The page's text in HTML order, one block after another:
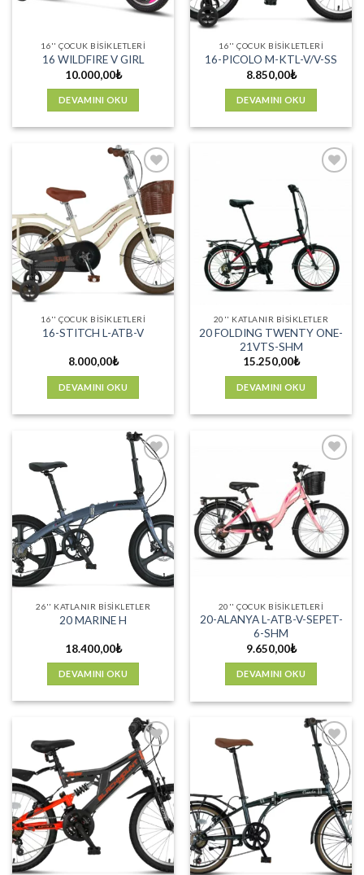
16'' ÇOCUK BISIKLETLERI
16 WILDFIRE V GIRL
10.000,00₺
DEVAMINI OKU
16'' ÇOCUK BISIKLETLERI
16-PICOLO M-KTL-V/V-SS
8.850,00₺
DEVAMINI OKU
Favorilere
Ekle
16'' ÇOCUK BISIKLETLERI
16-STITCH L-ATB-V
8.000,00₺
DEVAMINI OKU
Favorilere
20'' KATLANIR BISIKLETLER
20 FOLDING TWENTY ONE-
21VTS-SHM
15.250,00₺
DEVAMINI OKU
Favorilere
Ekle
26'' KATLANIR BISIKLETLER
20 MARINE H
18.400,00₺
DEVAMINI OKU
Favorilere
Ekle
20'' ÇOCUK BISIKLETLERI
20-ALANYA L-ATB-V-SEPET-
6-SHM
9.650,00₺
DEVAMINI OKU
Favorilere
Ekle
Favorilere
Ekle